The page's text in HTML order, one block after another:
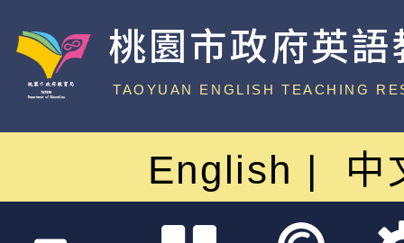
桃園市政府英
中心
TAOYUAN ENGLISH TEACHING
English 中